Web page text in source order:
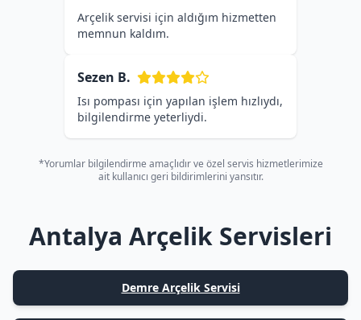
Arçelik servisi için aldığım hizmetten
memnun kaldım.
Sezen B.
Isı pompası için yapılan işlem hızlıydı,
bilgilendirme yeterliydi.
*Yorumlar bilgilendirme amaçlıdır ve özel servis hizmetlerimize
ait kullanıcı geri bildirimlerini yansıtır.
Antalya Arçelik Servisleri
Demre Arçelik Servisi